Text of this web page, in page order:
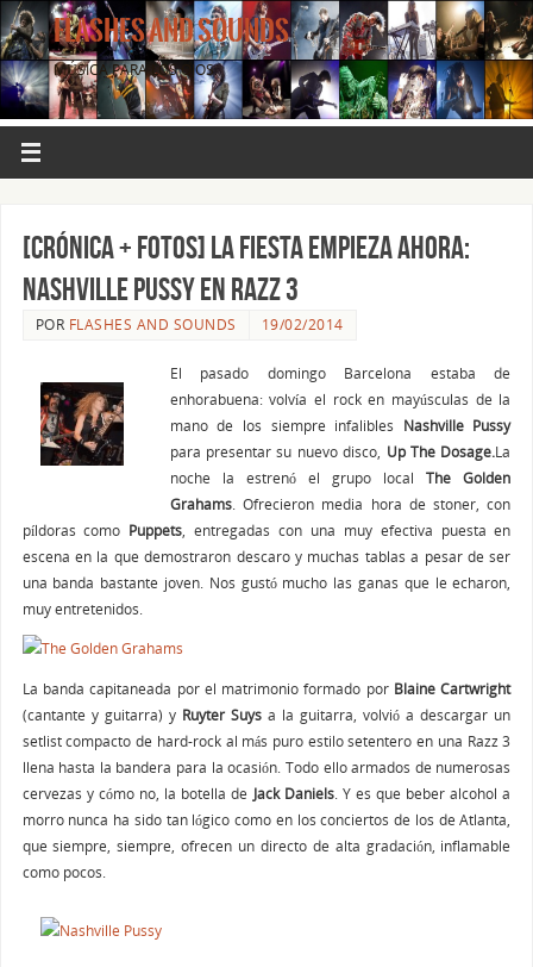
FLASHES AND SOUNDS
MÚSICA PARA LOS OJOS.
[CRÓNICA + FOTOS] La fiesta empieza ahora:
NASHVILLE PUSSY en Razz 3
POR FLASHES AND SOUNDS 19/02/2014
El pasado domingo Barcelona estaba de
enhorabuena: volvía el rock en mayúsculas de la
mano de los siempre infalibles Nashville Pussy
para presentar su nuevo disco, Up The Dosage.La
noche la estrenó el grupo local The Golden
Grahams. Ofrecieron media hora de stoner, con
píldoras como Puppets , entregadas con una muy efectiva puesta en
escena en la que demostraron descaro y muchas tablas a pesar de ser
una banda bastante joven. Nos gustó mucho las ganas que le echaron,
muy entretenidos.
La banda capitaneada por el matrimonio formado por Blaine Cartwright
(cantante y guitarra) yRuyter Suysa la guitarra, volvió a descargar un
setlist compacto de hard-rock al más puro estilo setentero en una Razz 3
llena hasta la bandera para la ocasión. Todo ello armados de numerosas
cervezas y cómo no, la botella de Jack Daniels. Y es que beber alcohol a
morro nunca ha sido tan lógico como en los conciertos de los de Atlanta,
que siempre, siempre, ofrecen un directo de alta gradación, inflamable
como pocos.